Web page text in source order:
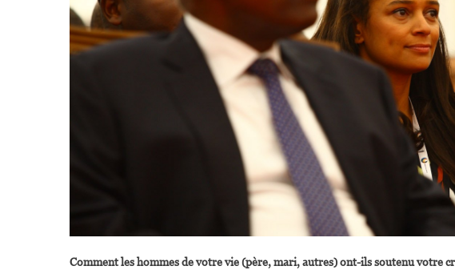
Comment les hommes de votre vie (père, mari, autres) ont-ils soutenu votre